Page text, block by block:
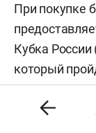
При покупке
Кубка России
который
Билеты на